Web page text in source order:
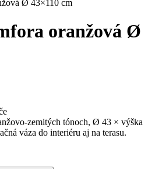
Ø 43×110 cm
oranžová Ø
zemitých tónoch, Ø 43 × výška
váza do interiéru aj na terasu.